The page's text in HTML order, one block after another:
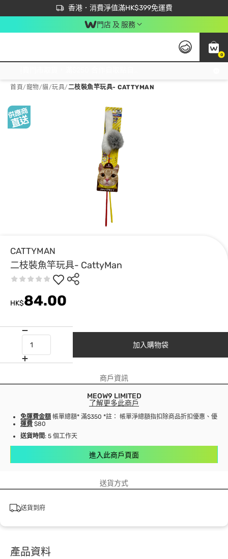
香港．消費淨值滿HK$399免運費
立即成為易賞錢會員盡享獨家優惠
首次APP下單買滿$450 輸入 NEWAPP 即減$50
門店 及 服務
0
首頁/寵物/貓/玩具/二枝裝魚竿玩具- CATTYMAN
CATTYMAN
二枝裝魚竿玩具- CattyMan
HK$84.00
加入購物袋
商戶資訊
MEOW9 LIMITED
了解更多此商戶
免運費金額 帳單總額* 滿$350 *註： 帳單淨總額指扣除商品折扣優惠、優惠
運費 $80
送貨時間: 5 個工作天
進入此商戶頁面
送貨方式
送貨到府
產品資料